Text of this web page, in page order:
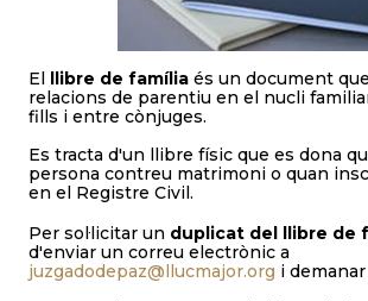
El llibre de família és un document
relacions de parentiu en el nucli
fills i entre cònjuges.
Es tracta d'un llibre físic que es dona
persona contreu matrimoni o quan
en el Registre Civil.
Per sol·licitar un duplicat del llibre de
d'enviar un correu electrònic a
juzgadodepaz@llucmajor.org i